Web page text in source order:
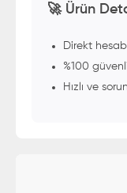
🚀 Ürün
Direkt
%100
Hızlı ve